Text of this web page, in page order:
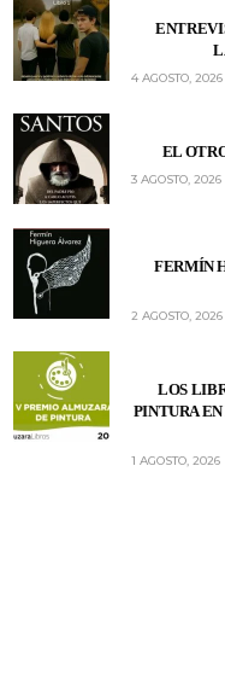
4 AGOSTO, 2026
EL
3 AGOSTO, 2026
FERMÍN
2 AGOSTO, 2026
LOS
PINTURA
1 AGOSTO, 2026